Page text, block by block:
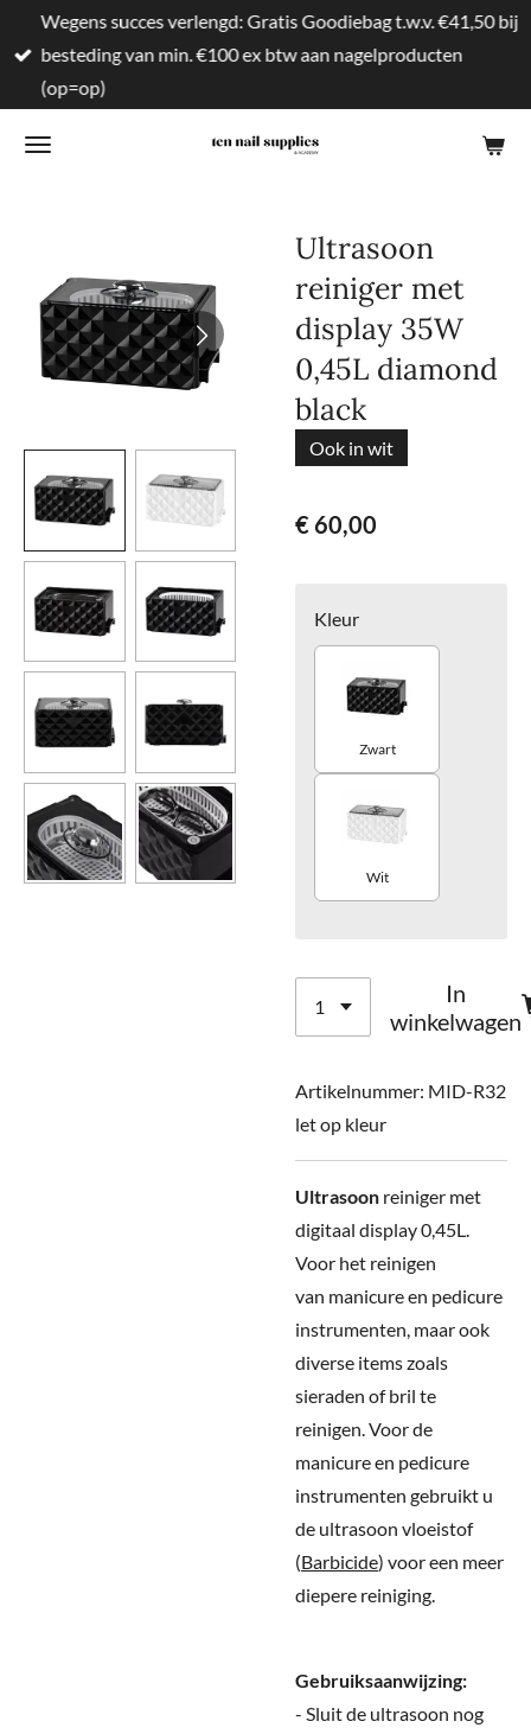
direct
naar
hoofdinhoud
Wegens succes verlengd: Gratis Goodiebag t.w.v. €41,50 bij
besteding van min. €100 ex btw aan nagelproducten
(op=op)
Ultrasoon
reiniger met
display 35W
0,45L diamond
black
Ook in wit
€ 60,00
Kleur
Zwart
Wit
In
winkelwagen
Artikelnummer: MID-R32
let op kleur
Ultrasoon reiniger met
digitaal display 0,45L.
Voor het reinigen
van manicure en pedicure
instrumenten, maar ook
diverse items zoals
sieraden of bril te
reinigen. Voor de
manicure en pedicure
instrumenten gebruikt u
de ultrasoon vloeistof
(Barbicide) voor een meer
diepere reiniging.
Gebruiksaanwijzing:
- Sluit de ultrasoon nog